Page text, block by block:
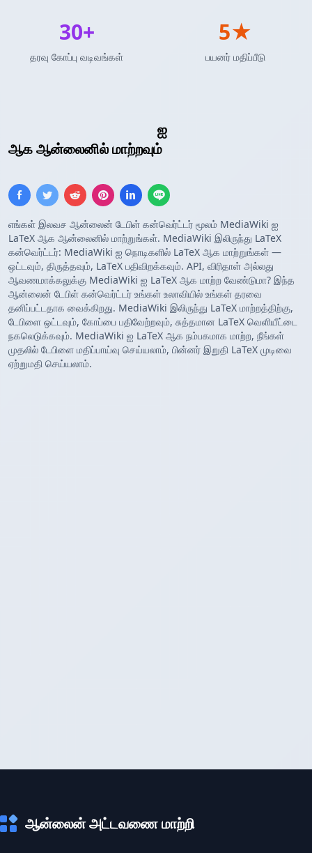
ஐ
ஆக ஆன்லைனில் மாற்றவும்
எங்கள் இலவச ஆன்லைன் டேபிள் கன்வெர்ட்டர் மூலம் MediaWiki ஐ
LaTeX ஆக ஆன்லைனில் மாற்றுங்கள். MediaWiki இலிருந்து LaTeX
கன்வெர்ட்டர்: MediaWiki ஐ நொடிகளில் LaTeX ஆக மாற்றுங்கள் —
ஒட்டவும், திருத்தவும், LaTeX பதிவிறக்கவும். API, விரிதாள் அல்லது
ஆவணமாக்கலுக்கு MediaWiki ஐ LaTeX ஆக மாற்ற வேண்டுமா? இந்த
ஆன்லைன் டேபிள் கன்வெர்ட்டர் உங்கள் உலாவியில் உங்கள் தரவை
தனிப்பட்டதாக வைக்கிறது. MediaWiki இலிருந்து LaTeX மாற்றத்திற்கு,
டேபிளை ஒட்டவும், கோப்பை பதிவேற்றவும், சுத்தமான LaTeX வெளியீட்டை
நகலெடுக்கவும். MediaWiki ஐ LaTeX ஆக நம்பகமாக மாற்ற, நீங்கள்
முதலில் டேபிளை மதிப்பாய்வு செய்யலாம், பின்னர் இறுதி LaTeX முடிவை
ஏற்றுமதி செய்யலாம்.
30+
தரவு கோப்பு வடிவங்கள்
5★
பயனர் மதிப்பீடு
ஆன்லைன் அட்டவணை மாற்றி